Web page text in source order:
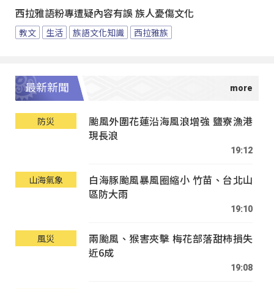
西拉雅語粉專遭疑內容有誤 族人憂傷文化
教文 生活 族語文化知識 西拉雅族
最新新聞
防災
颱風外圍花蓮沿海風浪增強 鹽寮漁港
現長浪
19:12
山海氣象
白海豚颱風暴風圈縮小 竹苗、台北山
區防大雨
19:10
風災
兩颱風、猴害夾擊 梅花部落甜柿損失
近6成
19:08